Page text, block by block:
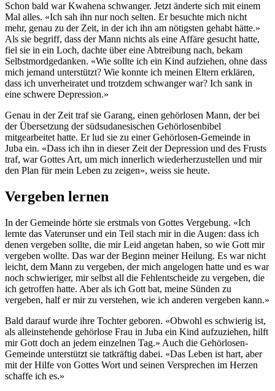
Schon bald war Kwahena schwanger. Jetzt änderte sich mit einem
Mal alles. «Ich sah ihn nur noch selten. Er besuchte mich nicht
mehr, genau zu der Zeit, in der ich ihn am nötigsten gehabt hätte.»
Als sie begriff, dass der Mann nichts als eine Affäre gesucht hatte,
fiel sie in ein Loch, dachte über eine Abtreibung nach, bekam
Selbstmordgedanken. «Wie sollte ich ein Kind aufziehen, ohne dass
mich jemand unterstützt? Wie konnte ich meinen Eltern erklären,
dass ich unverheiratet und trotzdem schwanger war? Ich sank in
eine schwere Depression.»
Genau in der Zeit traf sie Garang, einen gehörlosen Mann, der bei
der Übersetzung der südsudanesischen Gehörlosenbibel
mitgearbeitet hatte. Er lud sie zu einer Gehörlosen-Gemeinde in
Juba ein. «Dass ich ihn in dieser Zeit der Depression und des Frusts
traf, war Gottes Art, um mich innerlich wiederherzustellen und mir
den Plan für mein Leben zu zeigen», weiss sie heute.
Vergeben lernen
In der Gemeinde hörte sie erstmals von Gottes Vergebung. «Ich
lernte das Vaterunser und ein Teil stach mir in die Augen: dass ich
denen vergeben sollte, die mir Leid angetan haben, so wie Gott mir
vergeben wollte. Das war der Beginn meiner Heilung. Es war nicht
leicht, dem Mann zu vergeben, der mich angelogen hatte und es war
noch schwieriger, mir selbst all die Fehlentscheide zu vergeben, die
ich getroffen hatte. Aber als ich Gott bat, meine Sünden zu
vergeben, half er mir zu verstehen, wie ich anderen vergeben kann.»
Bald darauf wurde ihre Tochter geboren. «Obwohl es schwierig ist,
als alleinstehende gehörlose Frau in Juba ein Kind aufzuziehen, hilft
mir Gott doch an jedem einzelnen Tag.» Auch die Gehörlosen-
Gemeinde unterstützt sie tatkräftig dabei. «Das Leben ist hart, aber
mit der Hilfe von Gottes Wort und seinen Versprechen im Herzen
schaffe ich es.»